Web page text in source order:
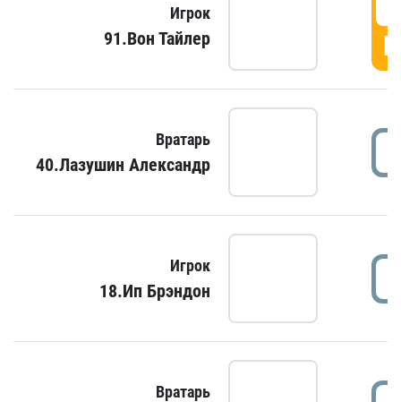
Игрок
91.Вон Тайлер
Вратарь
40.Лазушин Александр
Игрок
18.Ип Брэндон
Вратарь